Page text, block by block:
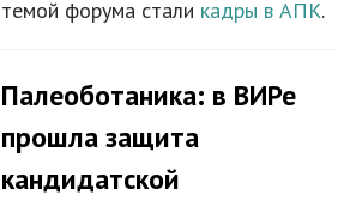
темой форума стали кадры в АПК.
Палеоботаника: в ВИРе
прошла защита
кандидатской